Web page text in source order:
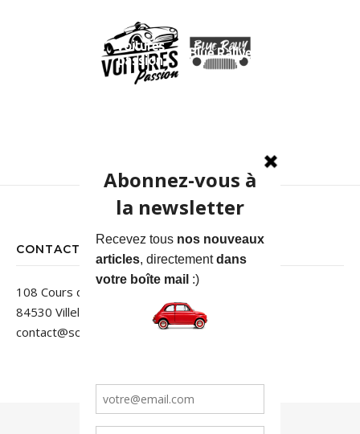
Voitures
passion
Blue Rallye
CONTACT
108 Cours des Jardins
84530 Villelaure
contact@sortiedegrange.com